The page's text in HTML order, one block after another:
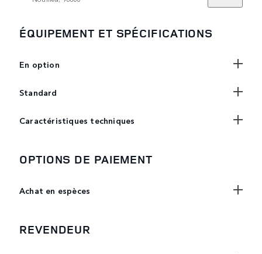
ÉQUIPEMENT ET SPÉCIFICATIONS
En option
Standard
Caractéristiques techniques
OPTIONS DE PAIEMENT
Achat en espèces
REVENDEUR